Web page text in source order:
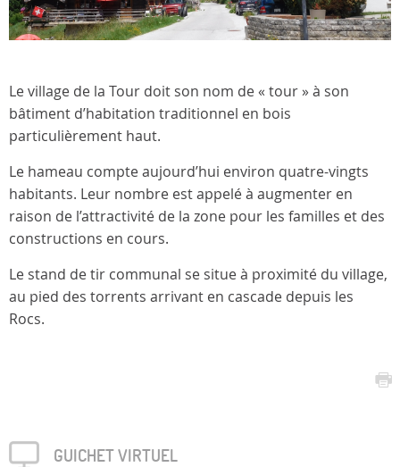
Le village de la Tour doit son nom de « tour » à son
bâtiment d’habitation traditionnel en bois
particulièrement haut.
Le hameau compte aujourd’hui environ quatre-vingts
habitants. Leur nombre est appelé à augmenter en
raison de l’attractivité de la zone pour les familles et des
constructions en cours.
Le stand de tir communal se situe à proximité du village,
au pied des torrents arrivant en cascade depuis les
Rocs.
GUICHET VIRTUEL